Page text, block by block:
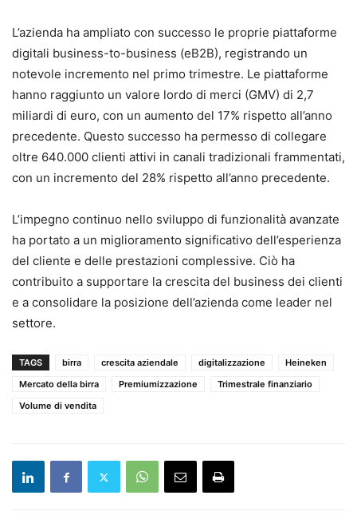
L’azienda ha ampliato con successo le proprie piattaforme
digitali business-to-business (eB2B), registrando un
notevole incremento nel primo trimestre. Le piattaforme
hanno raggiunto un valore lordo di merci (GMV) di 2,7
miliardi di euro, con un aumento del 17% rispetto all’anno
precedente. Questo successo ha permesso di collegare
oltre 640.000 clienti attivi in canali tradizionali frammentati,
con un incremento del 28% rispetto all’anno precedente.
L’impegno continuo nello sviluppo di funzionalità avanzate
ha portato a un miglioramento significativo dell’esperienza
del cliente e delle prestazioni complessive. Ciò ha
contribuito a supportare la crescita del business dei clienti
e a consolidare la posizione dell’azienda come leader nel
settore.
TAGS birra crescita aziendale digitalizzazione
Heineken
Mercato della birra
Premiumizzazione
Trimestrale finanziario
Volume di vendita